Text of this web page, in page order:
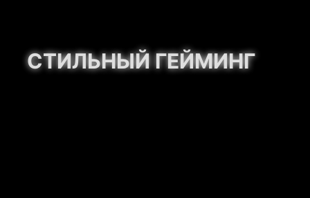
СТИЛЬНЫЙ ГЕЙМИНГ